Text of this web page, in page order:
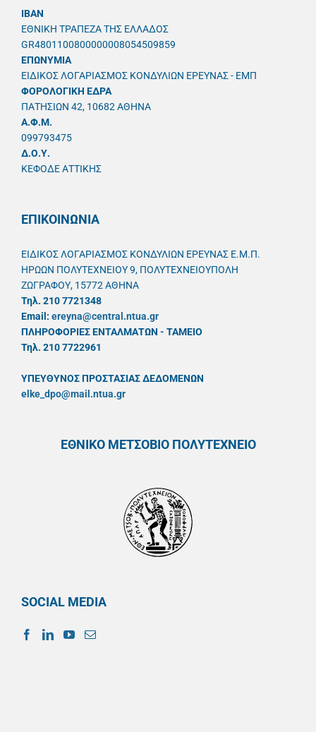
IBAN
ΕΘΝΙΚΗ ΤΡΑΠΕΖΑ ΤΗΣ ΕΛΛΑΔΟΣ
GR4801100800000008054509859
ΕΠΩΝΥΜΙΑ
ΕΙΔΙΚΟΣ ΛΟΓΑΡΙΑΣΜΟΣ ΚΟΝΔΥΛΙΩΝ ΕΡΕΥΝΑΣ - ΕΜΠ
ΦΟΡΟΛΟΓΙΚΗ ΕΔΡΑ
ΠΑΤΗΣΙΩΝ 42, 10682 ΑΘΗΝΑ
A.Φ.Μ.
099793475
Δ.Ο.Υ.
ΚΕΦΟΔΕ ΑΤΤΙΚΗΣ
ΕΠΙΚΟΙΝΩΝΙΑ
ΕΙΔΙΚΟΣ ΛΟΓΑΡΙΑΣΜΟΣ ΚΟΝΔΥΛΙΩΝ ΕΡΕΥΝΑΣ Ε.Μ.Π.
ΗΡΩΩΝ ΠΟΛΥΤΕΧΝΕΙΟΥ 9, ΠΟΛΥΤΕΧΝΕΙΟΥΠΟΛΗ
ΖΩΓΡΑΦΟΥ, 15772 ΑΘΗΝΑ
Τηλ. 210 7721348
Email: ereyna@central.ntua.gr
ΠΛΗΡΟΦΟΡΙΕΣ ΕΝΤΑΛΜΑΤΩΝ - ΤΑΜΕΙΟ
Τηλ. 210 7722961
ΥΠΕΥΘYΝΟΣ ΠΡΟΣΤΑΣΙΑΣ ΔΕΔΟΜΕΝΩΝ
elke_dpo@mail.ntua.gr
ΕΘΝΙΚΟ ΜΕΤΣΟΒΙΟ ΠΟΛΥΤΕΧΝΕΙΟ
SOCIAL MEDIA